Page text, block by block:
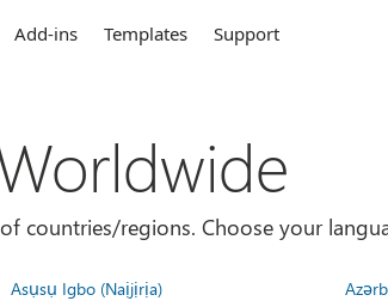
Add-ins Templates Support
countries/regions. Choose your
Asụsụ Igbo (Naịjịrịa)